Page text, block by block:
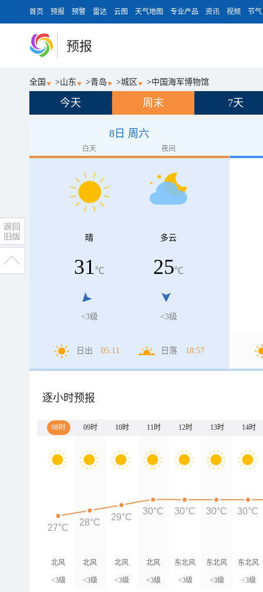
首页 预报 预警 雷达 云图 天气地图 专业产品 资讯 视频 节气
预报
全国 >山东 >青岛 >城区 >中国海军博物馆
今天 周末 7天
8日 周六
白天 夜间
晴
31℃
<3级
多云
25℃
<3级
日出 05:11 日落 18:57
逐小时预报
08时 09时 10时 11时 12时 13时 14时
北风
<3级
北风
<3级
北风
<3级
北风
<3级
东北风
<3级
东北风
<3级
东北风
<3级
27°C
28°C
29°C
30°C 30°C 30°C 30°C